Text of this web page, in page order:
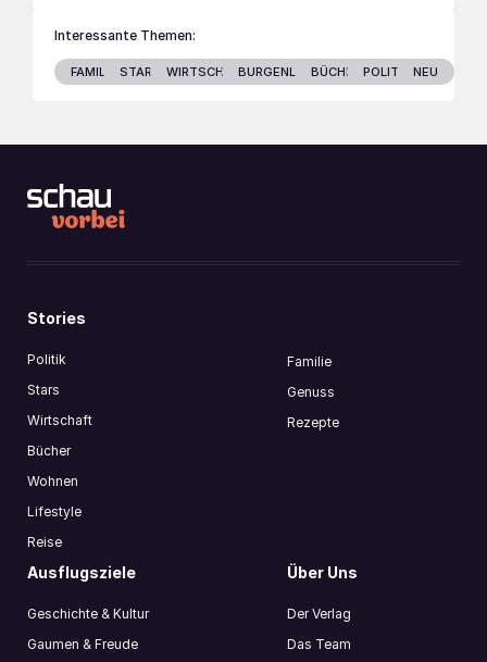
Interessante Themen:
FAMILIE STARS WIRTSCHAFTBURGENLANDBÜCHER POLITIK NEU
Stories
Politik
Stars
Wirtschaft
Bücher
Wohnen
Lifestyle
Reise
Familie
Genuss
Rezepte
Ausflugsziele
Geschichte & Kultur
Gaumen & Freude
Über Uns
Der Verlag
Das Team